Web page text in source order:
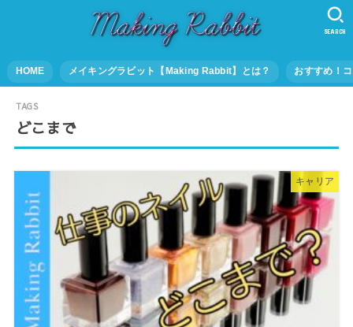
HOME メイキングラビット【Making Rabbit】とは？ おすすめ！
SEARCH
どこまで
キャリア